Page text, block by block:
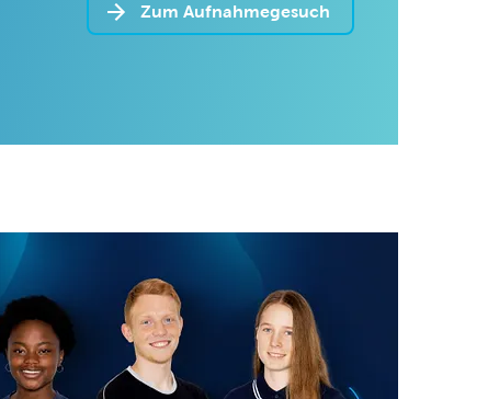
Zum Aufnahmegesuch